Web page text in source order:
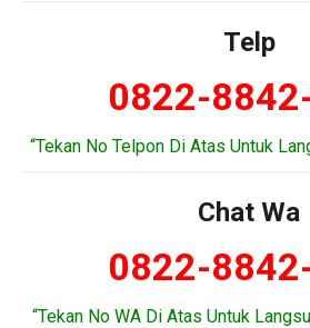
Telp
0822-
“Tekan No Telpon Di Atas Untuk
Chat Wa
0822-
“Tekan No WA Di Atas Untuk